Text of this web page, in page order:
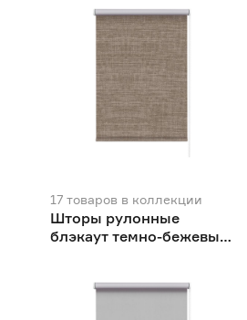
17 товаров в коллекции
Шторы рулонные
блэкаут темно-бежевые